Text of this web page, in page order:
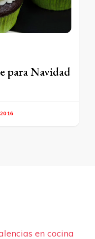
para Navidad
en cocina